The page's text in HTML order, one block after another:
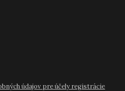
údajov pre účely registrácie